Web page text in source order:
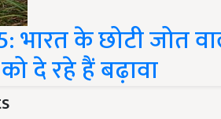
भारत के छोटी जोत
दे रहे हैं बढ़ावा